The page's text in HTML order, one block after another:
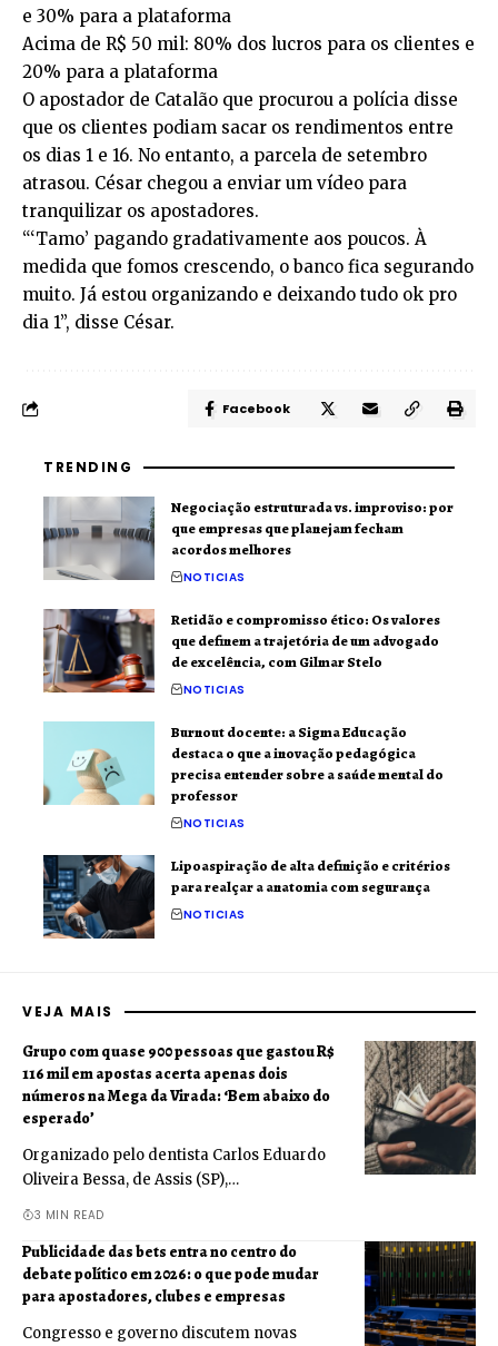
e 30% para a plataforma
Acima de R$ 50 mil: 80% dos lucros para os clientes e
20% para a plataforma
O apostador de Catalão que procurou a polícia disse
que os clientes podiam sacar os rendimentos entre
os dias 1 e 16. No entanto, a parcela de setembro
atrasou. César chegou a enviar um vídeo para
tranquilizar os apostadores.
“‘Tamo’ pagando gradativamente aos poucos. À
medida que fomos crescendo, o banco fica segurando
muito. Já estou organizando e deixando tudo ok pro
dia 1”, disse César.
Facebook
TRENDING
Negociação estruturada vs. improviso: por
que empresas que planejam fecham
acordos melhores
NOTICIAS
Retidão e compromisso ético: Os valores
que definem a trajetória de um advogado
de excelência, com Gilmar Stelo
NOTICIAS
Burnout docente: a Sigma Educação
destaca o que a inovação pedagógica
precisa entender sobre a saúde mental do
professor
NOTICIAS
Lipoaspiração de alta definição e critérios
para realçar a anatomia com segurança
NOTICIAS
VEJA MAIS
Grupo com quase 900 pessoas que gastou R$
116 mil em apostas acerta apenas dois
números na Mega da Virada: ‘Bem abaixo do
esperado’
Organizado pelo dentista Carlos Eduardo
Oliveira Bessa, de Assis (SP),…
3 MIN READ
Publicidade das bets entra no centro do
debate político em 2026: o que pode mudar
para apostadores, clubes e empresas
Congresso e governo discutem novas